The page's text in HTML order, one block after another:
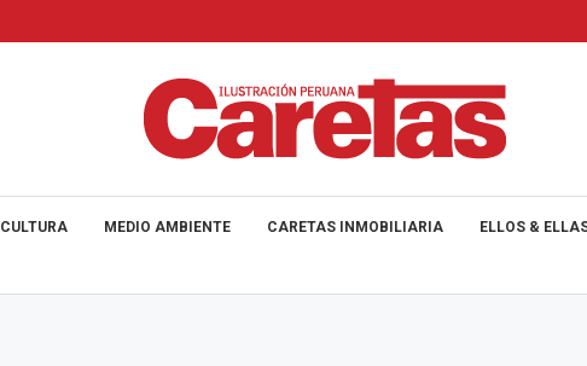
CULTURA MEDIO AMBIENTE CARETAS INMOBILIARIA ELLOS &